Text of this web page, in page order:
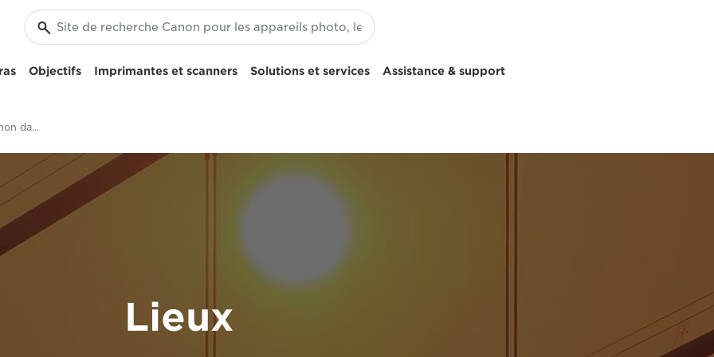
Objectifs Imprimantes et scanners Solutions et services Assistance & support
Sites des bureaux Canon dans la région EMEA
Lieux